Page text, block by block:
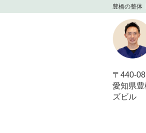
豊橋の整体
〒440-
愛知県
ズビル